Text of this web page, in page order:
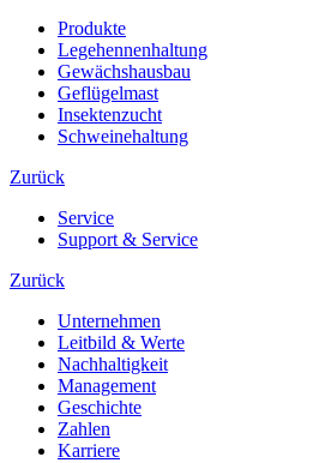
Produkte
Legehennenhaltung
Gewächshausbau
Geflügelmast
Insektenzucht
Schweinehaltung
Zurück
Service
Support & Service
Zurück
Unternehmen
Leitbild & Werte
Nachhaltigkeit
Management
Geschichte
Zahlen
Karriere